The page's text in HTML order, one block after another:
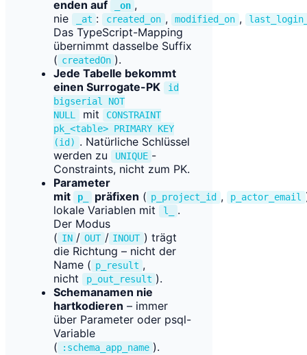
enden auf
_on ,
nie
_at : created_on , modified_on ,
Das TypeScript-Mapping
übernimmt dasselbe Suffix
( createdOn ).
Jede Tabelle bekommt
einen Surrogate-PK
id
bigserial NOT
NULL
mit
CONSTRAINT
pk_<table> PRIMARY KEY
(id) . Natürliche Schlüssel
werden zu
UNIQUE -
Constraints, nicht zum PK.
Parameter
mit
p_ präfixen ( p_project_id , p_actor_email
lokale Variablen mit
l_
.
Der Modus
( IN / OUT / INOUT ) trägt
die Richtung – nicht der
Name ( p_result ,
nicht
p_out_result ).
Schemanamen nie
hartkodieren – immer
über Parameter oder psql-
Variable
(
:schema_app_name ).